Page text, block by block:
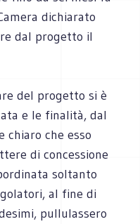
dichiarato
dal progetto il
del progetto si è
e le finalità, dal
chiaro che esso
di concessione
soltanto
al fine di
pullulassero